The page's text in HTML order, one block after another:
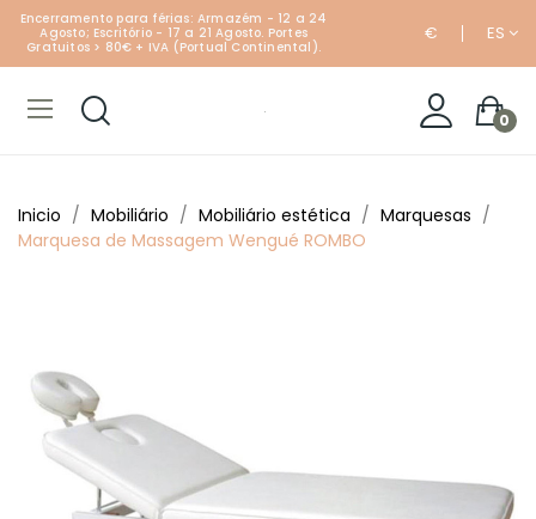
Encerramento para férias: Armazém - 12 a 24
Agosto; Escritório - 17 a 21 Agosto. Portes
Gratuitos > 80€ + IVA (Portual Continental).
€ ES
0
Inicio Mobiliário Mobiliário estética
Marquesas
Marquesa de Massagem Wengué ROMBO